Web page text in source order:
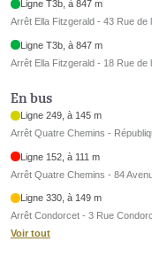
Ligne T3b, à 847 m
Arrêt Ella Fitzgerald - 43 Rue de
Ligne T3b, à 847 m
Arrêt Ella Fitzgerald - 18 Rue de
En bus
Ligne 249, à 145 m
Arrêt Quatre Chemins -
Ligne 152, à 111 m
Arrêt Quatre Chemins - 84
Ligne 330, à 149 m
Arrêt Condorcet - 3 Rue
Voir tout